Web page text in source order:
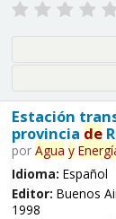
Estación
provincia de
por Agua y
Idioma: Español
Editor: Buenos
1998